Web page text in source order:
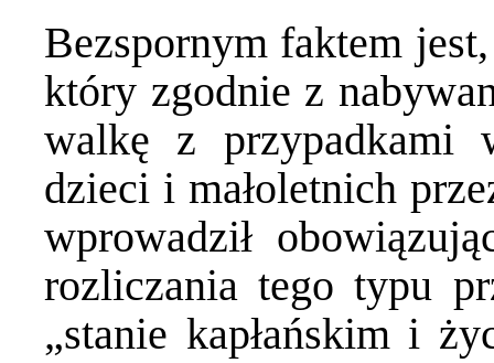
Bezspornym faktem
który zgodnie z
walkę z przypadkami
dzieci i małoletnich
wprowadził
rozliczania tego typu
„stanie kapłańskim i